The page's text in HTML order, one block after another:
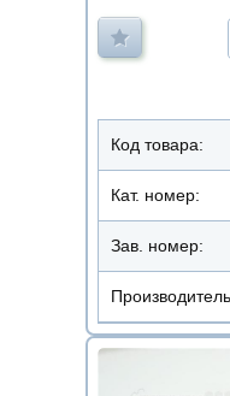
Код товара:
Кат. номер:
Зав. номер:
Производитель